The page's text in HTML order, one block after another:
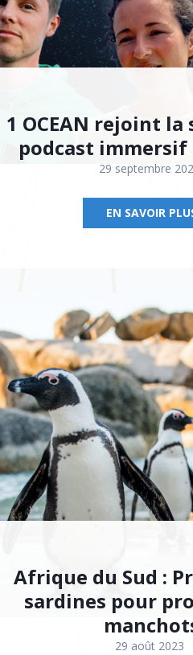
1 OCEAN rejoint la
podcast immersif
29 septembre
EN SAVOIR
Afrique du Sud :
sardines pour
29 août 2023